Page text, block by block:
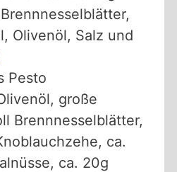
Olivenöl, Salz und
Pesto
große
Brennnesselblätter,
ca.
ca. 20g